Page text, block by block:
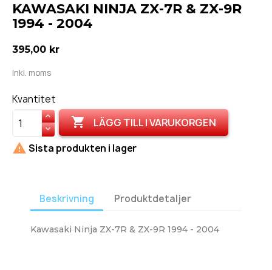
KAWASAKI NINJA ZX-7R & ZX-9R
1994 - 2004
395,00 kr
Inkl. moms
Kvantitet
 LÄGG TILL I VARUKORGEN
 Sista produkten i lager
Beskrivning Produktdetaljer
Kawasaki Ninja ZX-7R & ZX-9R 1994 - 2004